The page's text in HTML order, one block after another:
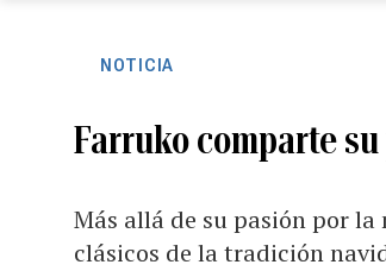
NOTICIA
Farruko comparte
Más allá de su pasión por
clásicos de la tradición